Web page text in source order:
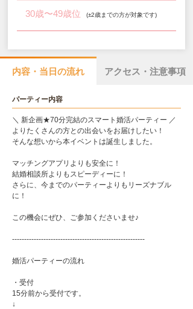
30歳〜49歳位 (±2歳までの方が対象です)
内容・当日の流れ アクセス・注意事項
パーティー内容
＼ 新企画★70分完結のスマート婚活パーティー ／
よりたくさんの方との出会いをお届けしたい！
そんな想いから本イベントは誕生しました。
マッチングアプリよりも安全に！
結婚相談所よりもスピーディーに！
さらに、今までのパーティーよりもリーズナブル
に！
この機会にぜひ、ご参加くださいませ♪
-------------------------------------------------------
婚活パーティーの流れ
・受付
15分前から受付です。
↓